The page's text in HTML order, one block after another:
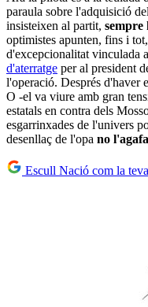
paraula sobre l'adquisició
insisteixen al partit, sempre
optimistes apunten, fins i
d'excepcionalitat vinculada
d'aterratge per al president
l'operació. Després d'haver
O -el va viure amb gran
estatals en contra dels
esgarrinxades de l'univers
desenllaç de l'opa no
Escull Nació com la